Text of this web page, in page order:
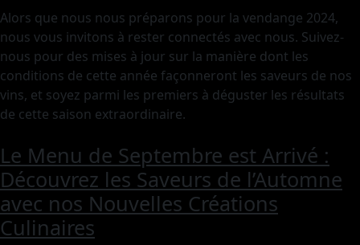
Alors que nous nous préparons pour la vendange 2024,
nous vous invitons à rester connectés avec nous. Suivez-
nous pour des mises à jour sur la manière dont les
conditions de cette année façonneront les saveurs de nos
vins, et soyez parmi les premiers à déguster les résultats
de cette saison extraordinaire.
Le Menu de Septembre est Arrivé :
Découvrez les Saveurs de l’Automne
avec nos Nouvelles Créations
Culinaires